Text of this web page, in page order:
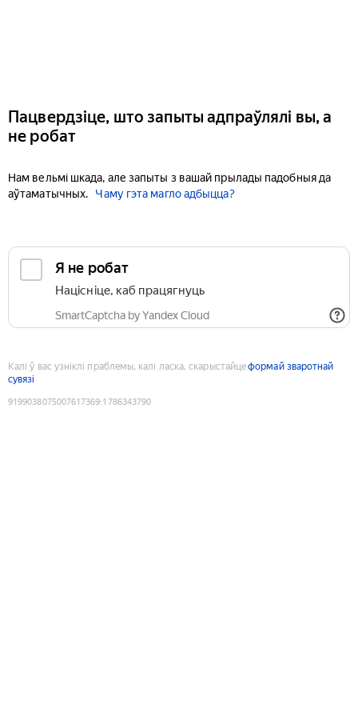
Пацвердзіце, што запыты адпраўлялі вы, а
не робат
Нам вельмі шкада, але запыты з вашай прылады падобныя да
аўтаматычных.
Чаму гэта магло адбыцца?
Я не робат
Націсніце, каб працягнуць
SmartCaptcha by Yandex Cloud
Калі ў вас узніклі праблемы, калі ласка, скарыстайцеформай зваротнай
сувязі
9199038075007617369:1786343790